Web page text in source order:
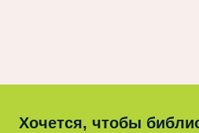
Хочется, чтобы